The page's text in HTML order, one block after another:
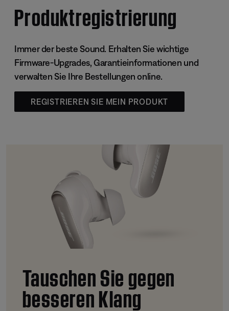
Produktregistrierung
Immer der beste Sound. Erhalten Sie wichtige
Firmware-Upgrades, Garantieinformationen und
verwalten Sie Ihre Bestellungen online.
REGISTRIEREN SIE MEIN PRODUKT
Tauschen Sie gegen
besseren Klang